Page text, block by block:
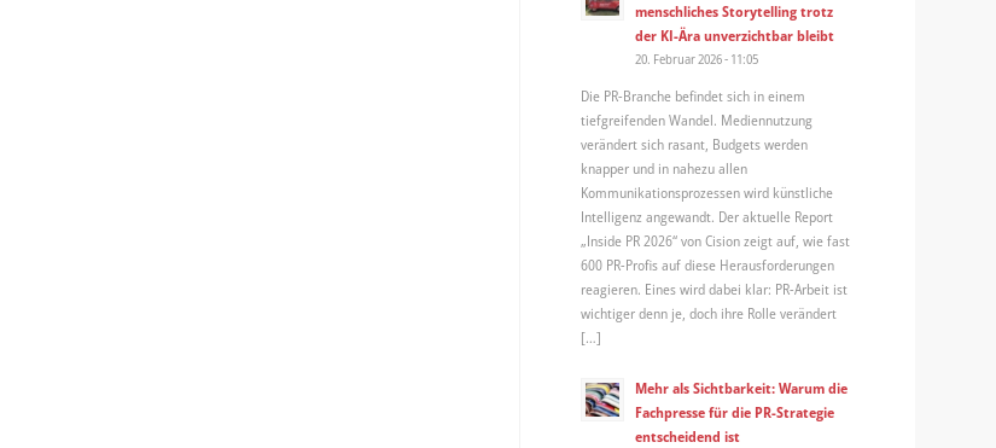
menschliches Storytelling trotz
der KI-Ära unverzichtbar bleibt
20. Februar 2026 - 11:05
Die PR-Branche befindet sich in einem
tiefgreifenden Wandel. Mediennutzung
verändert sich rasant, Budgets werden
knapper und in nahezu allen
Kommunikationsprozessen wird künstliche
Intelligenz angewandt. Der aktuelle Report
„Inside PR 2026“ von Cision zeigt auf, wie fast
600 PR-Profis auf diese Herausforderungen
reagieren. Eines wird dabei klar: PR-Arbeit ist
wichtiger denn je, doch ihre Rolle verändert
[…]
Mehr als Sichtbarkeit: Warum die
Fachpresse für die PR-Strategie
entscheidend ist